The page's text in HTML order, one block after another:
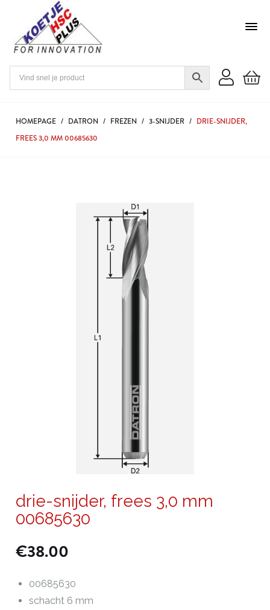
HOMEPAGE / DATRON / FREZEN / 3-SNIJDER / DRIE-SNIJDER,
FREES 3,0 MM 00685630
drie-snijder, frees 3,0 mm
00685630
€38.00
00685630
schacht 6 mm